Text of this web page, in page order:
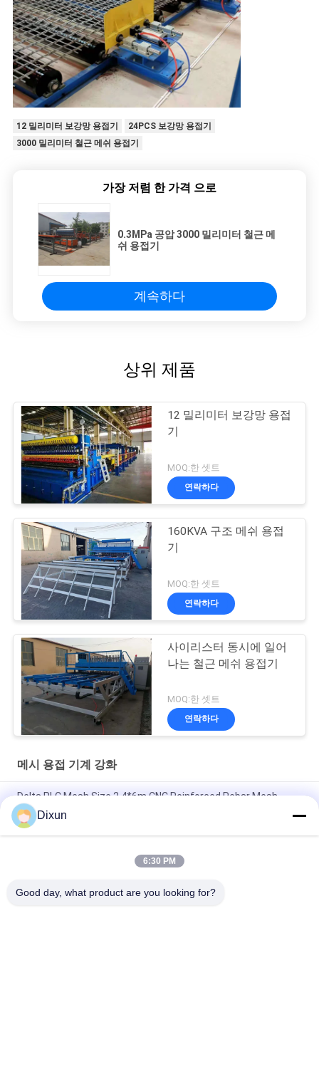
12 밀리미터 보강망 용접기
24PCS 보강망 용접기
3000 밀리미터 철근 메쉬 용접기
가장 저렴 한 가격 으로
0.3MPa 공압 3000 밀리미터 철근 메
쉬 용접기
계속하다
상위 제품
12 밀리미터 보강망 용접
기
MOQ:한 셋트
연락하다
160KVA 구조 메쉬 용접
기
MOQ:한 셋트
연락하다
사이리스터 동시에 일어
나는 철근 메쉬 용접기
MOQ:한 셋트
연락하다
메시 용접 기계 강화
Delta PLC Mesh Size 2.4*6m CNC Reinforced Rebar Mesh
Welding Machine
Mesh Size 200*200mm Mesh Length 12m Concrete
Dixun
6:30 PM
Good day, what product are you looking for?